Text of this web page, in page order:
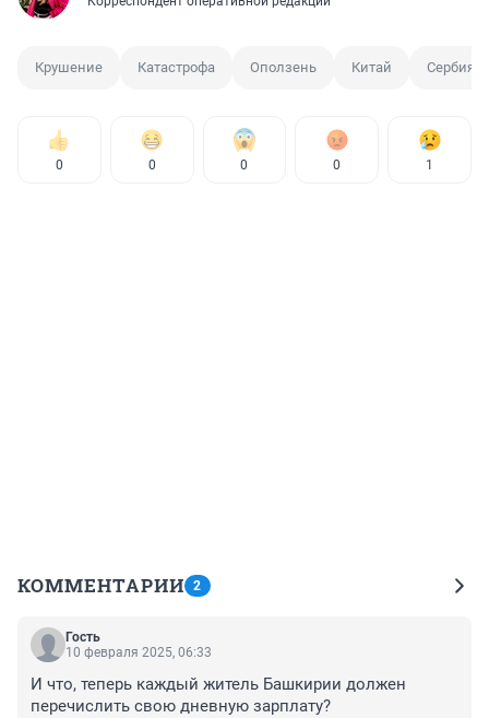
Крушение Катастрофа Оползень Китай Сербия
0 0 0 0 1
КОММЕНТАРИИ 2
Гость
10 февраля 2025, 06:33
И что, теперь каждый житель Башкирии должен
перечислить свою дневную зарплату?